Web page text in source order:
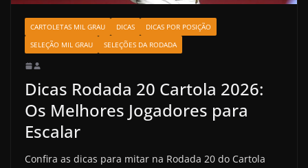
CARTOLETAS MIL GRAU DICAS
DICAS POR POSIÇÃO
SELEÇÃO MIL GRAU
SELEÇÕES DA RODADA
Dicas Rodada 20 Cartola 2026:
Os Melhores Jogadores para
Escalar
Confira as dicas para mitar na Rodada 20 do Cartola